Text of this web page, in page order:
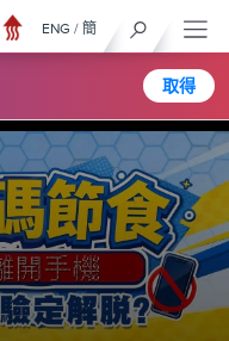
取得
ENG / 簡